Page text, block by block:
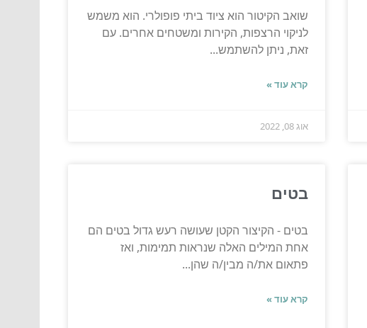
שואב הקיטור הוא ציוד ביתי פופולרי. הוא משמש
לניקוי הרצפות, הקירות ומשטחים אחרים. עם
זאת, ניתן להשתמש...
קרא עוד »
אוג 08, 2022
בטים
בטים - הקיצור הקטן שעושה רעש גדול בטים הם
אחת המילים האלה שנראות תמימות, ואז
פתאום את/ה מבין/ה שהן...
קרא עוד »